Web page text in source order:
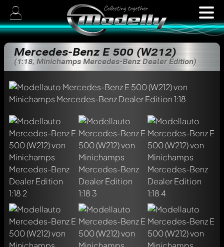
Mercedes-Benz E 500 (W212)
(1:18, Minichamps Mercedes-Benz Dealer Edition)